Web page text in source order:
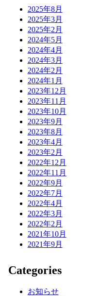
2025年8月
2025年3月
2025年2月
2024年5月
2024年4月
2024年3月
2024年2月
2024年1月
2023年12月
2023年11月
2023年10月
2023年9月
2023年8月
2023年4月
2023年2月
2022年12月
2022年11月
2022年9月
2022年7月
2022年4月
2022年3月
2022年2月
2021年10月
2021年9月
Categories
お知らせ